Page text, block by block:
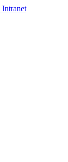
Intranet